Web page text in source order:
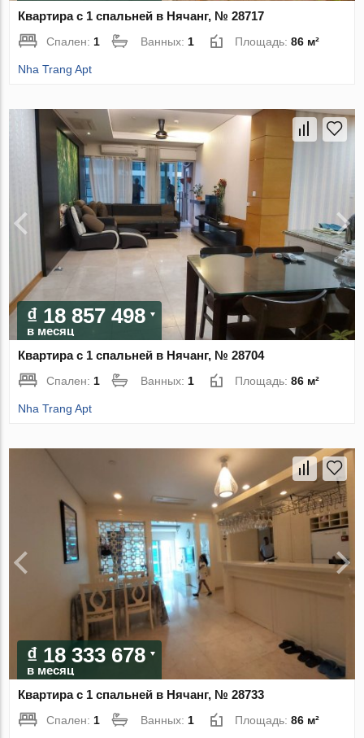
Квартира с 1 спальней в Нячанг, № 28717
Спален:1 Ванных:1 Площадь:86 м²
Nha Trang Apt
₫ 18 857 498
в месяц
Квартира с 1 спальней в Нячанг, № 28704
Спален: 1 Ванных: 1 Площадь:86 м²
Nha Trang Apt
₫ 18 333 678
в месяц
Квартира с 1 спальней в Нячанг, № 28733
Спален: 1 Ванных: 1 Площадь:86 м²